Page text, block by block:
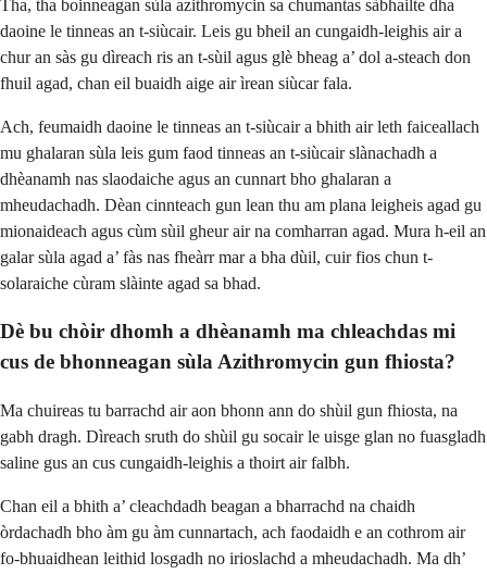
Tha, tha boinneagan sùla azithromycin sa chumantas sàbhailte dha
daoine le tinneas an t-siùcair. Leis gu bheil an cungaidh-leighis air a
chur an sàs gu dìreach ris an t-sùil agus glè bheag a’ dol a-steach don
fhuil agad, chan eil buaidh aige air ìrean siùcar fala.
Ach, feumaidh daoine le tinneas an t-siùcair a bhith air leth faiceallach
mu ghalaran sùla leis gum faod tinneas an t-siùcair slànachadh a
dhèanamh nas slaodaiche agus an cunnart bho ghalaran a
mheudachadh. Dèan cinnteach gun lean thu am plana leigheis agad gu
mionaideach agus cùm sùil gheur air na comharran agad. Mura h-eil an
galar sùla agad a’ fàs nas fheàrr mar a bha dùil, cuir fios chun t-
solaraiche cùram slàinte agad sa bhad.
Dè bu chòir dhomh a dhèanamh ma chleachdas mi
cus de bhonneagan sùla Azithromycin gun fhiosta?
Ma chuireas tu barrachd air aon bhonn ann do shùil gun fhiosta, na
gabh dragh. Dìreach sruth do shùil gu socair le uisge glan no fuasgladh
saline gus an cus cungaidh-leighis a thoirt air falbh.
Chan eil a bhith a’ cleachdadh beagan a bharrachd na chaidh
òrdachadh bho àm gu àm cunnartach, ach faodaidh e an cothrom air
fo-bhuaidhean leithid losgadh no irioslachd a mheudachadh. Ma dh’